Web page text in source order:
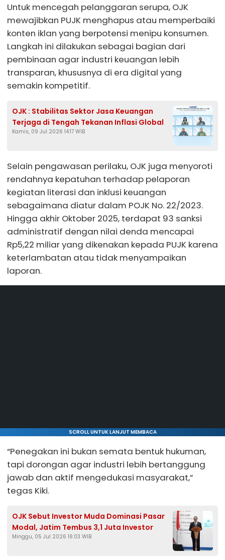
Untuk mencegah pelanggaran serupa, OJK
mewajibkan PUJK menghapus atau memperbaiki
konten iklan yang berpotensi menipu konsumen.
Langkah ini dilakukan sebagai bagian dari
pembinaan agar industri keuangan lebih
transparan, khususnya di era digital yang
semakin kompetitif.
OJK : Stabilitas Sektor Jasa Keuangan
Terjaga di Tengah Tekanan Inflasi Global
Kamis, 09 Jul 2026 14:17 WIB
Selain pengawasan perilaku, OJK juga menyoroti
rendahnya kepatuhan terhadap pelaporan
kegiatan literasi dan inklusi keuangan
sebagaimana diatur dalam POJK No. 22/2023.
Hingga akhir Oktober 2025, terdapat 93 sanksi
administratif dengan nilai denda mencapai
Rp5,22 miliar yang dikenakan kepada PUJK karena
keterlambatan atau tidak menyampaikan
laporan.
SCROLL UNTUK LANJUT MEMBACA
“Penegakan ini bukan semata bentuk hukuman,
tapi dorongan agar industri lebih bertanggung
jawab dan aktif mengedukasi masyarakat,”
tegas Kiki.
OJK Sebut Investor Muda Dominasi Pasar
Modal, Jatim Tembus 3,1 Juta Investor
Minggu, 05 Jul 2026 16:03 WIB